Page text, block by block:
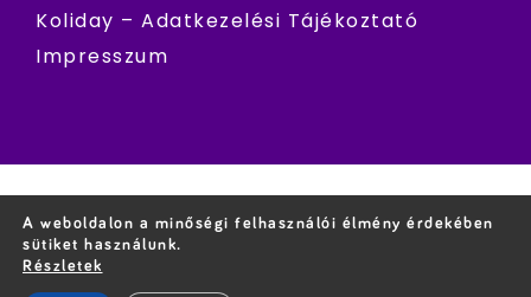
Koliday – Adatkezelési Tájékoztató
Impresszum
A weboldalon a minőségi felhasználói élmény érdekében
sütiket használunk.
Részletek